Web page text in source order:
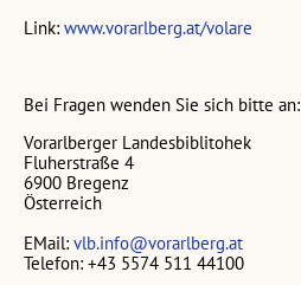
Link: www.vorarlberg.at/volare
Bei Fragen wenden Sie sich bitte an:
Vorarlberger Landesbiblitohek
Fluherstraße 4
6900 Bregenz
Österreich
EMail: vlb.info@vorarlberg.at
Telefon: +43 5574 511 44100